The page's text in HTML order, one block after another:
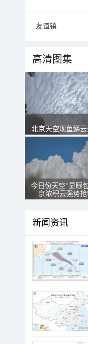
友谊镇
高清图集
北京天空现鱼鳞
今日份天空“显眼
京浓积云强势
新闻资讯